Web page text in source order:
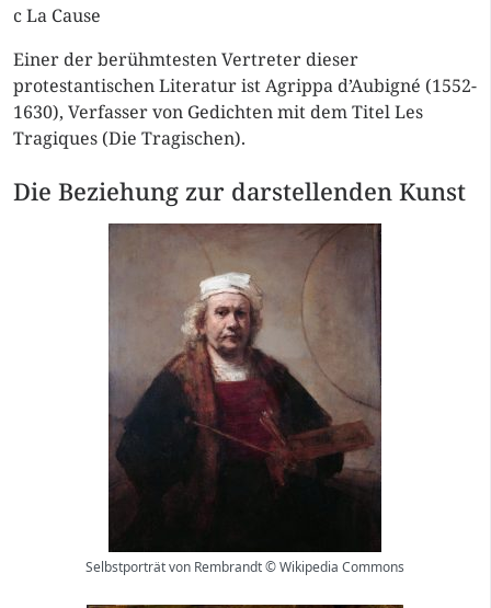
c La Cause
Einer der berühmtesten Vertreter dieser
protestantischen Literatur ist Agrippa d’Aubigné (1552-
1630), Verfasser von Gedichten mit dem Titel Les
Tragiques (Die Tragischen).
Die Beziehung zur darstellenden Kunst
Selbstporträt von Rembrandt © Wikipedia Commons